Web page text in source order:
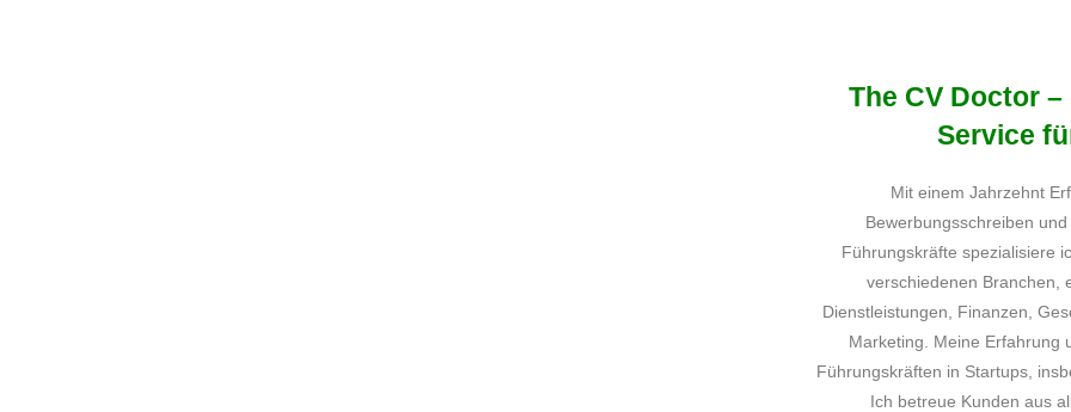
The CV Doctor
Service
Mit einem Jahrzehnt
Bewerbungsschreiben
Führungskräfte spezialisiere
verschiedenen Branchen,
Dienstleistungen, Finanzen,
Marketing. Meine Erfahrung
Führungskräften in Startups,
Ich betreue Kunden aus